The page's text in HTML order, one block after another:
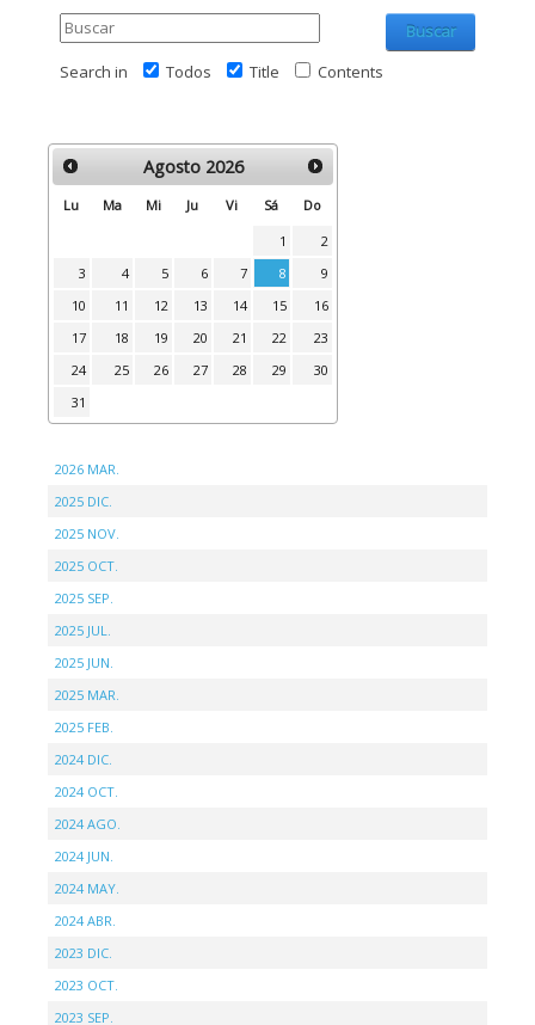
Buscar
Search in
Todos Title Contents
Agosto 2026
Lu Ma Mi Ju Vi Sá Do
1
2
3
4 5 6 7 8
9
10
11 12 13 14 15
16
17
18 19 20 21 22
23
24
25 26 27 28 29
30
31
2026 MAR.
2025 DIC.
2025 NOV.
2025 OCT.
2025 SEP.
2025 JUL.
2025 JUN.
2025 MAR.
2025 FEB.
2024 DIC.
2024 OCT.
2024 AGO.
2024 JUN.
2024 MAY.
2024 ABR.
2023 DIC.
2023 OCT.
2023 SEP.